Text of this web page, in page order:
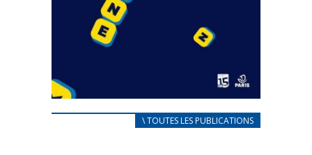
CARNET D’ACCUEIL\ TOUTES LES PUBLICATIONS